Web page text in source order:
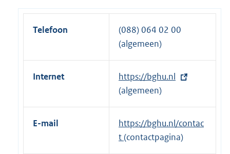
Telefoon
(088) 064 02 00
(algemeen)
Internet
E
x
t
e
r
https://bghu.nl
(algemeen)
E-mail
https://bghu.nl/contac
t(contactpagina)